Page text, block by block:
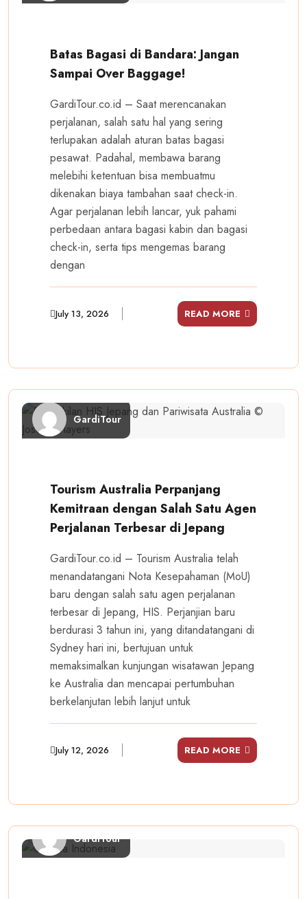
Batas Bagasi di Bandara: Jangan
Sampai Over Baggage!
GardiTour.co.id – Saat merencanakan
perjalanan, salah satu hal yang sering
terlupakan adalah aturan batas bagasi
pesawat. Padahal, membawa barang
melebihi ketentuan bisa membuatmu
dikenakan biaya tambahan saat check-in.
Agar perjalanan lebih lancar, yuk pahami
perbedaan antara bagasi kabin dan bagasi
check-in, serta tips mengemas barang
dengan
July 13, 2026 READ MORE
GardiTour
Tourism Australia Perpanjang
Kemitraan dengan Salah Satu Agen
Perjalanan Terbesar di Jepang
GardiTour.co.id – Tourism Australia telah
menandatangani Nota Kesepahaman (MoU)
baru dengan salah satu agen perjalanan
terbesar di Jepang, HIS. Perjanjian baru
berdurasi 3 tahun ini, yang ditandatangani di
Sydney hari ini, bertujuan untuk
memaksimalkan kunjungan wisatawan Jepang
ke Australia dan mencapai pertumbuhan
berkelanjutan lebih lanjut untuk
July 12, 2026 READ MORE
GardiTour